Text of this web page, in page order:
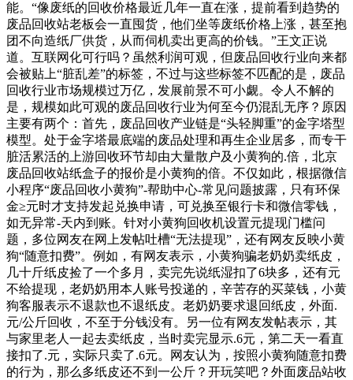
能。“像废纸的回收价格最近几年一直在涨，提前看到趋势的
废品回收站老板会一直囤货，他们坐等废纸价格上涨，甚至抱
团不向造纸厂供货，从而伺机卖出更高的价钱。”王文正说
道。互联网化可行吗？虽然利润可观，但废品回收行业向来都
会被贴上“脏乱差”的标签，不过与这些标签不匹配的是，废品
回收行业市场规模过万亿，发展前景不可小觑。令人不解的
是，规模如此可观的废品回收行业为何至今仍混乱无序？原因
主要有两个：首先，废品回收产业链是“头轻脚重”的金字塔型
模型。处于金字塔最底端的废品处理和再生企业居多，而专干
脏活累活的上游回收环节却由大量散户及小黄狗的.倍，北京
废品回收站纸盒子的报价是小黄狗的倍。不仅如此，根据微信
小程序“废品回收小黄狗”-帮助中心-常见问题披露，只有环保
金≥元时才支持发起兑换申请，可兑换至银行卡和微信零钱，
如无异常-天内到账。针对小黄狗回收机设置元提现门槛问
题，多位网友在网上发帖吐槽“无法提现”，还有网友反映小黄
狗“随意扣费”。例如，有网友表示，小黄狗骗老奶奶卖纸皮，
几十斤纸皮捡了一个多月，卖完先说纸湿扣了6块多，还有元
不给提现，老奶奶用本人账号投递的，辛苦存的买菜钱，小黄
狗客服表示不退款也不退纸皮。老奶奶要求退回纸皮，外面.
元/公斤回收，不至于分钱没有。另一位有网友发帖表示，其
与家里老人一起去卖纸皮，当时卖完显示.6元，第二天一看直
接扣了.元，实际只卖了.6元。网友认为，按照小黄狗随意扣费
的行为，那么多纸皮还不到一公斤？开玩笑吧？外面废品站收